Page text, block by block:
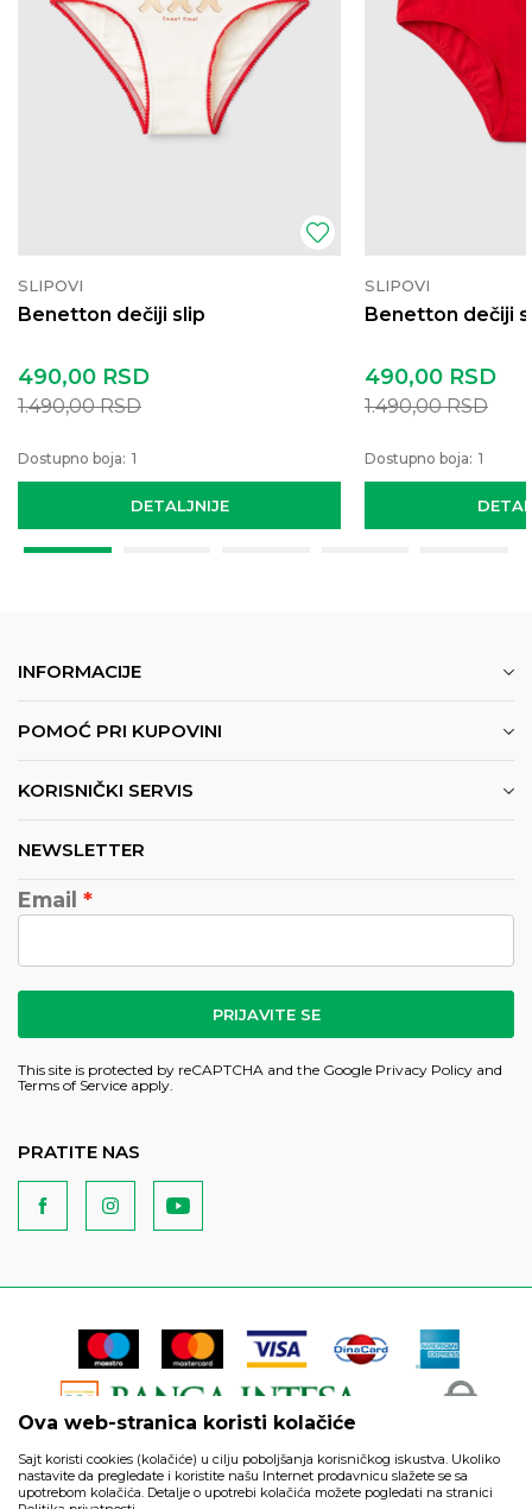
SLIPOVI
Benetton dečiji slip
DETALJNIJE
490,00 RSD
1.490,00RSD
Dostupno boja: 1
SLIPOVI
Benetton dečiji
490,00 RSD
1.490,00RSD
Dostupno boja: 1
INFORMACIJE
POMOĆ PRI KUPOVINI
KORISNIČKI SERVIS
NEWSLETTER
Email
PRIJAVITE SE
This site is protected by reCAPTCHA and the Google Privacy Policy and
Terms of Service apply.
PRATITE NAS
Ova web-stranica koristi kolačiće
Sajt koristi cookies (kolačiće) u cilju poboljšanja korisničkog iskustva. Ukoliko
nastavite da pregledate i koristite našu Internet prodavnicu slažete se sa
upotrebom kolačića. Detalje o upotrebi kolačića možete pogledati na stranici